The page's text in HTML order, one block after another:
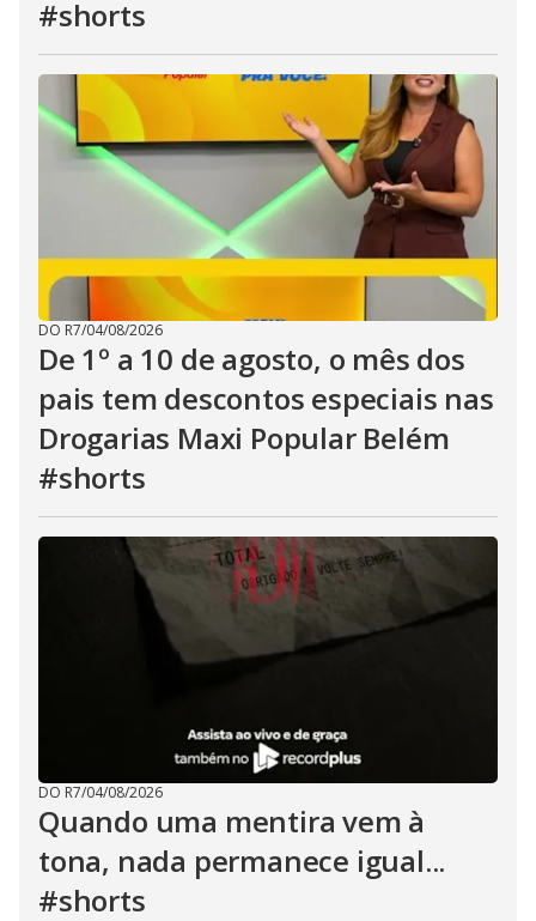
#shorts
DO R7/04/08/2026
De 1º a 10 de agosto, o mês dos
pais tem descontos especiais nas
Drogarias Maxi Popular Belém
#shorts
DO R7/04/08/2026
Quando uma mentira vem à
tona, nada permanece igual...
#shorts